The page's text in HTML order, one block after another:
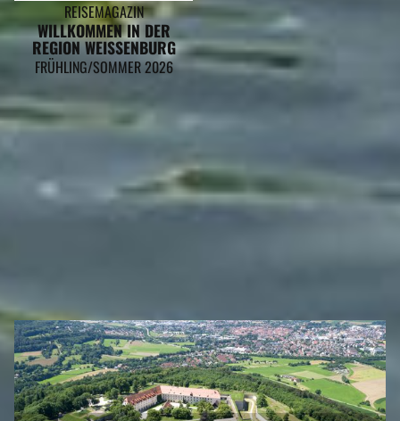
REISEMAGAZIN
WILLKOMMEN IN DER
REGION WEISSENBURG
FRÜHLING/SOMMER 2026
MARKT ABSBERG GEHÖRT ZU DEN